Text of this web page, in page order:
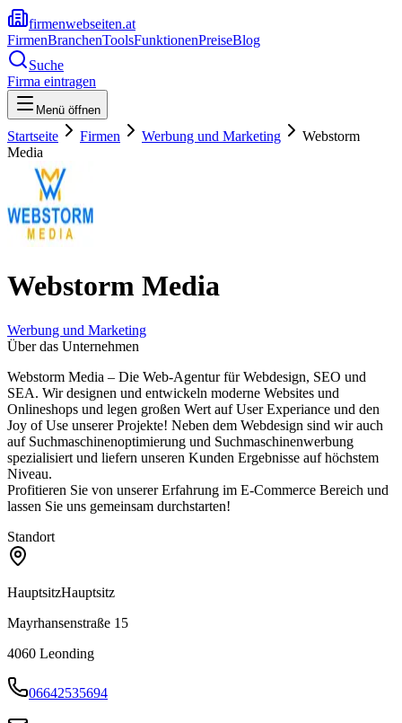
firmenwebseiten.at
FirmenBranchenToolsFunktionenPreiseBlog
Suche
Firma eintragen
Menü öffnen
Startseite Firmen Werbung und Marketing
Webstorm
Media
Webstorm Media
Werbung und Marketing
Über das Unternehmen
Webstorm Media – Die Web-Agentur für Webdesign, SEO und
SEA. Wir designen und entwickeln moderne Websites und
Onlineshops und legen großen Wert auf User Experiance und den
Joy of Use unserer Projekte! Neben dem Webdesign sind wir auch
auf Suchmaschinenoptimierung und Suchmaschinenwerbung
spezialisiert und liefern unseren Kunden Ergebnisse auf höchstem
Niveau.
Profitieren Sie von unserer Erfahrung im E-Commerce Bereich und
lassen Sie uns gemeinsam durchstarten!
Standort
HauptsitzHauptsitz
Mayrhansenstraße 15
4060 Leonding
06642535694